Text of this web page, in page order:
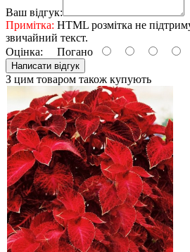
Ваш відгук:
Примітка: HTML розмітка не
звичайний текст.
Оцінка: Погано
Написати відгук
З цим товаром також купують